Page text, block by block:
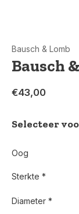
Bausch & Lomb
Bausch
€43,00
Selecteer
Oog
Sterkte *
Diameter *